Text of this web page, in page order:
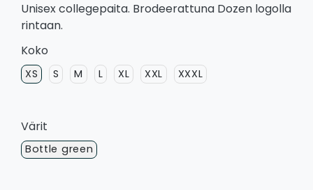
Unisex collegepaita. Brodeerattuna Dozen logolla
rintaan.
Koko
XS S M L XL XXL XXXL
Värit
Bottle green